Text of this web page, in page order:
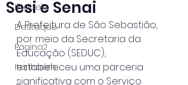
Ilhabela
Destaque
Página2
Itanhaém
Sesi e Senai
A Prefeitura de São Sebastião,
por meio da Secretaria da
Educação (SEDUC),
estabeleceu uma parceria
significativa com o Serviço